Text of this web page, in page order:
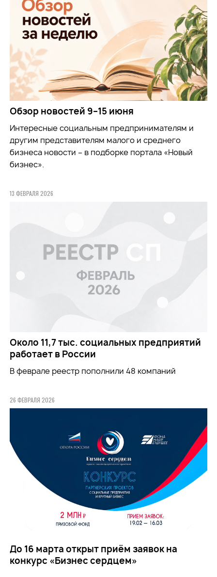
Обзор новостей 9–15 июня
Интересные социальным предпринимателям и
другим представителям малого и среднего
бизнеса новости – в подборке портала «Новый
бизнес».
13 ФЕВРАЛЯ 2026
Около 11,7 тыс. социальных предприятий
работает в России
В феврале реестр пополнили 48 компаний
26 ФЕВРАЛЯ 2026
До 16 марта открыт приём заявок на
конкурс «Бизнес сердцем»